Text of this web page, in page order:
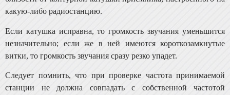
какую-либо радиостанцию.
Если катушка исправна, то громкость звучания уменьшится
незначительно; если же в ней имеются короткозамкнутые
витки, то громкость звучания сразу резко упадет.
Следует помнить, что при проверке частота принимаемой
станции не должна совпадать с собственной часто­той